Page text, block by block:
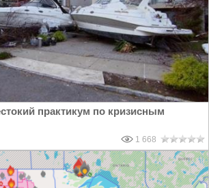
практикум по кризисным
1 668